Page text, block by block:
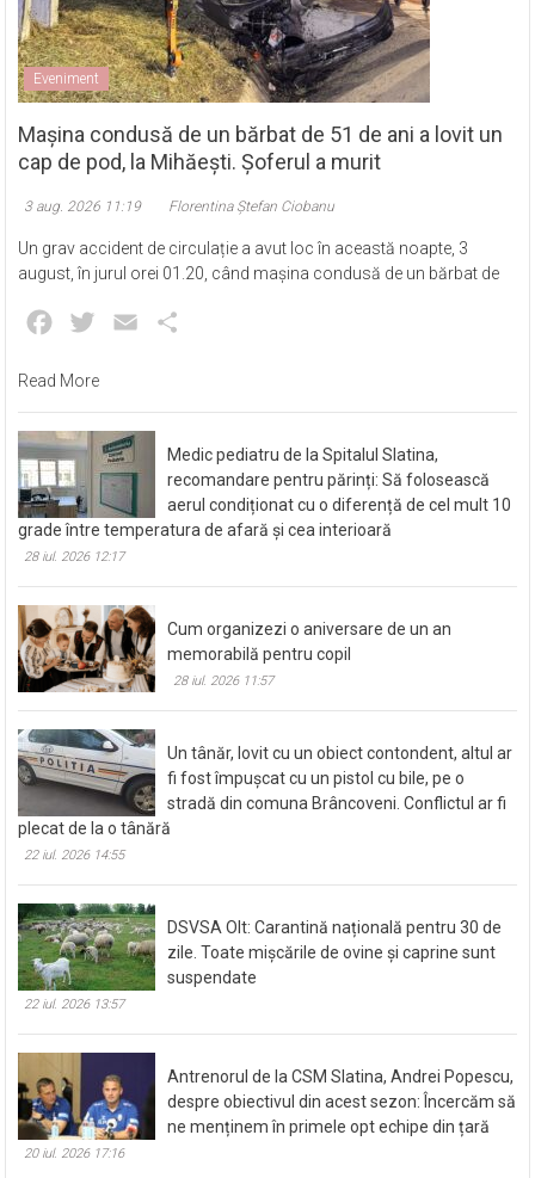
Eveniment
Mașina condusă de un bărbat de 51 de ani a lovit un
cap de pod, la Mihăești. Șoferul a murit
3 aug. 2026 11:19 Florentina Ștefan Ciobanu
Un grav accident de circulație a avut loc în această noapte, 3
august, în jurul orei 01.20, când mașina condusă de un bărbat de
Facebook
Twitter Email
Read More
Medic pediatru de la Spitalul Slatina,
recomandare pentru părinți: Să folosească
aerul condiționat cu o diferență de cel mult 10
grade între temperatura de afară și cea interioară
28 iul. 2026 12:17
Cum organizezi o aniversare de un an
memorabilă pentru copil
28 iul. 2026 11:57
Un tânăr, lovit cu un obiect contondent, altul ar
fi fost împușcat cu un pistol cu bile, pe o
stradă din comuna Brâncoveni. Conflictul ar fi
plecat de la o tânără
22 iul. 2026 14:55
DSVSA Olt: Carantină națională pentru 30 de
zile. Toate mișcările de ovine și caprine sunt
suspendate
22 iul. 2026 13:57
Antrenorul de la CSM Slatina, Andrei Popescu,
despre obiectivul din acest sezon: Încercăm să
ne menținem în primele opt echipe din țară
20 iul. 2026 17:16